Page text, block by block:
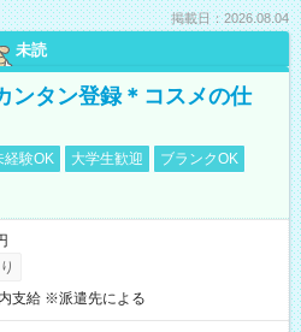
掲載日：2026.08.04
未読
ンタン登録＊コスメの仕
経験OK 大学生歓迎
ブランクOK
支給 ※派遣先による